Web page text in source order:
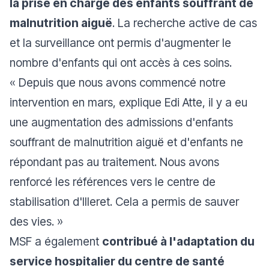
la prise en charge des enfants souffrant de
malnutrition aiguë. La recherche active de cas
et la surveillance ont permis d'augmenter le
nombre d'enfants qui ont accès à ces soins.
« Depuis que nous avons commencé notre
intervention en mars, explique Edi Atte, il y a eu
une augmentation des admissions d'enfants
souffrant de malnutrition aiguë et d'enfants ne
répondant pas au traitement. Nous avons
renforcé les références vers le centre de
stabilisation d'Illeret. Cela a permis de sauver
des vies. »
MSF a également contribué à l'adaptation du
service hospitalier du centre de santé